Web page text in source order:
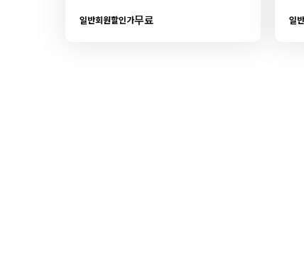
일반회원할인가무료 일